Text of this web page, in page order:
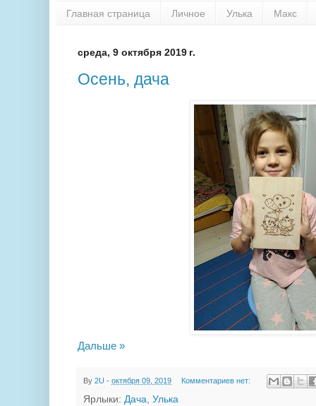
Главная страница Личное Улька Макс
среда, 9 октября 2019 г.
Осень, дача
Дальше »
By 2U - октября 09, 2019 Комментариев нет:
Ярлыки: Дача, Улька